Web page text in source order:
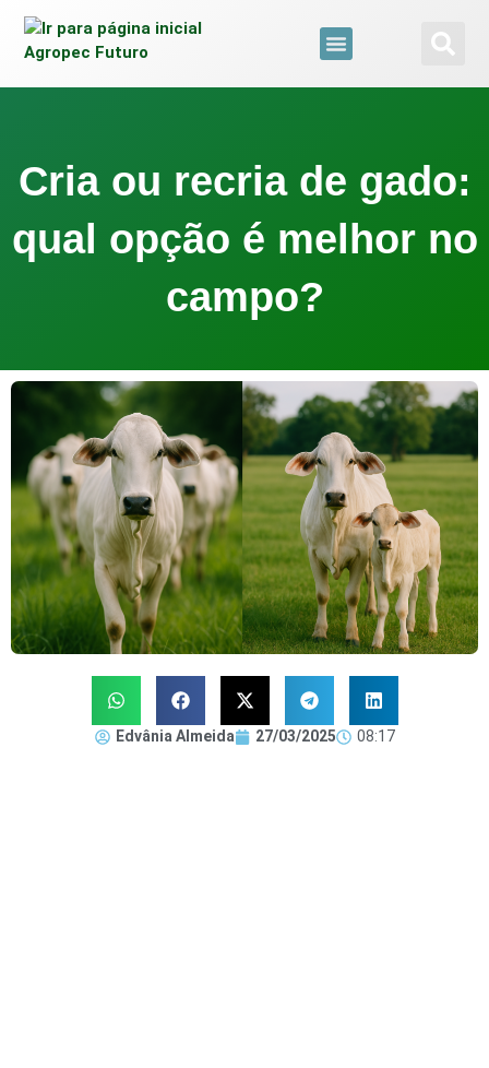
o
conteúdo
Cria ou recria de gado:
qual opção é melhor no
campo?
Edvânia Almeida 27/03/2025 08:17